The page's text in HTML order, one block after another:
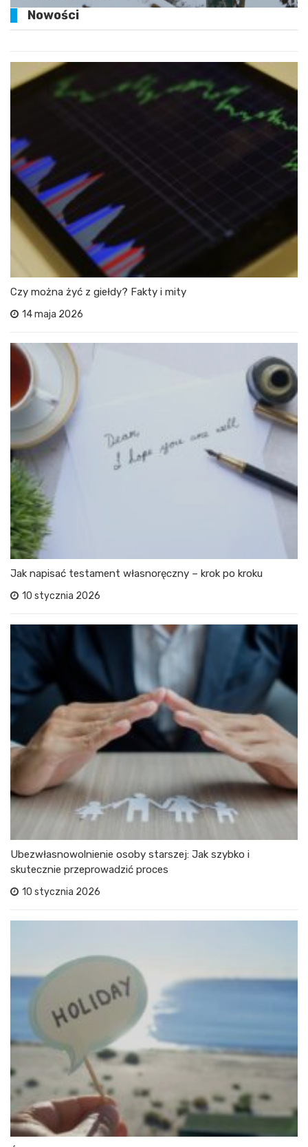
Nowości
Czy można żyć z giełdy? Fakty i mity
14 maja 2026
Jak napisać testament własnoręczny – krok po kroku
10 stycznia 2026
Ubezwłasnowolnienie osoby starszej: Jak szybko i
skutecznie przeprowadzić proces
10 stycznia 2026